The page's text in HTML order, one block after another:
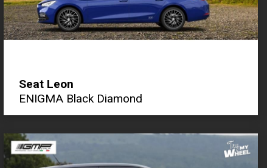
Seat Leon
ENIGMA Black Diamond